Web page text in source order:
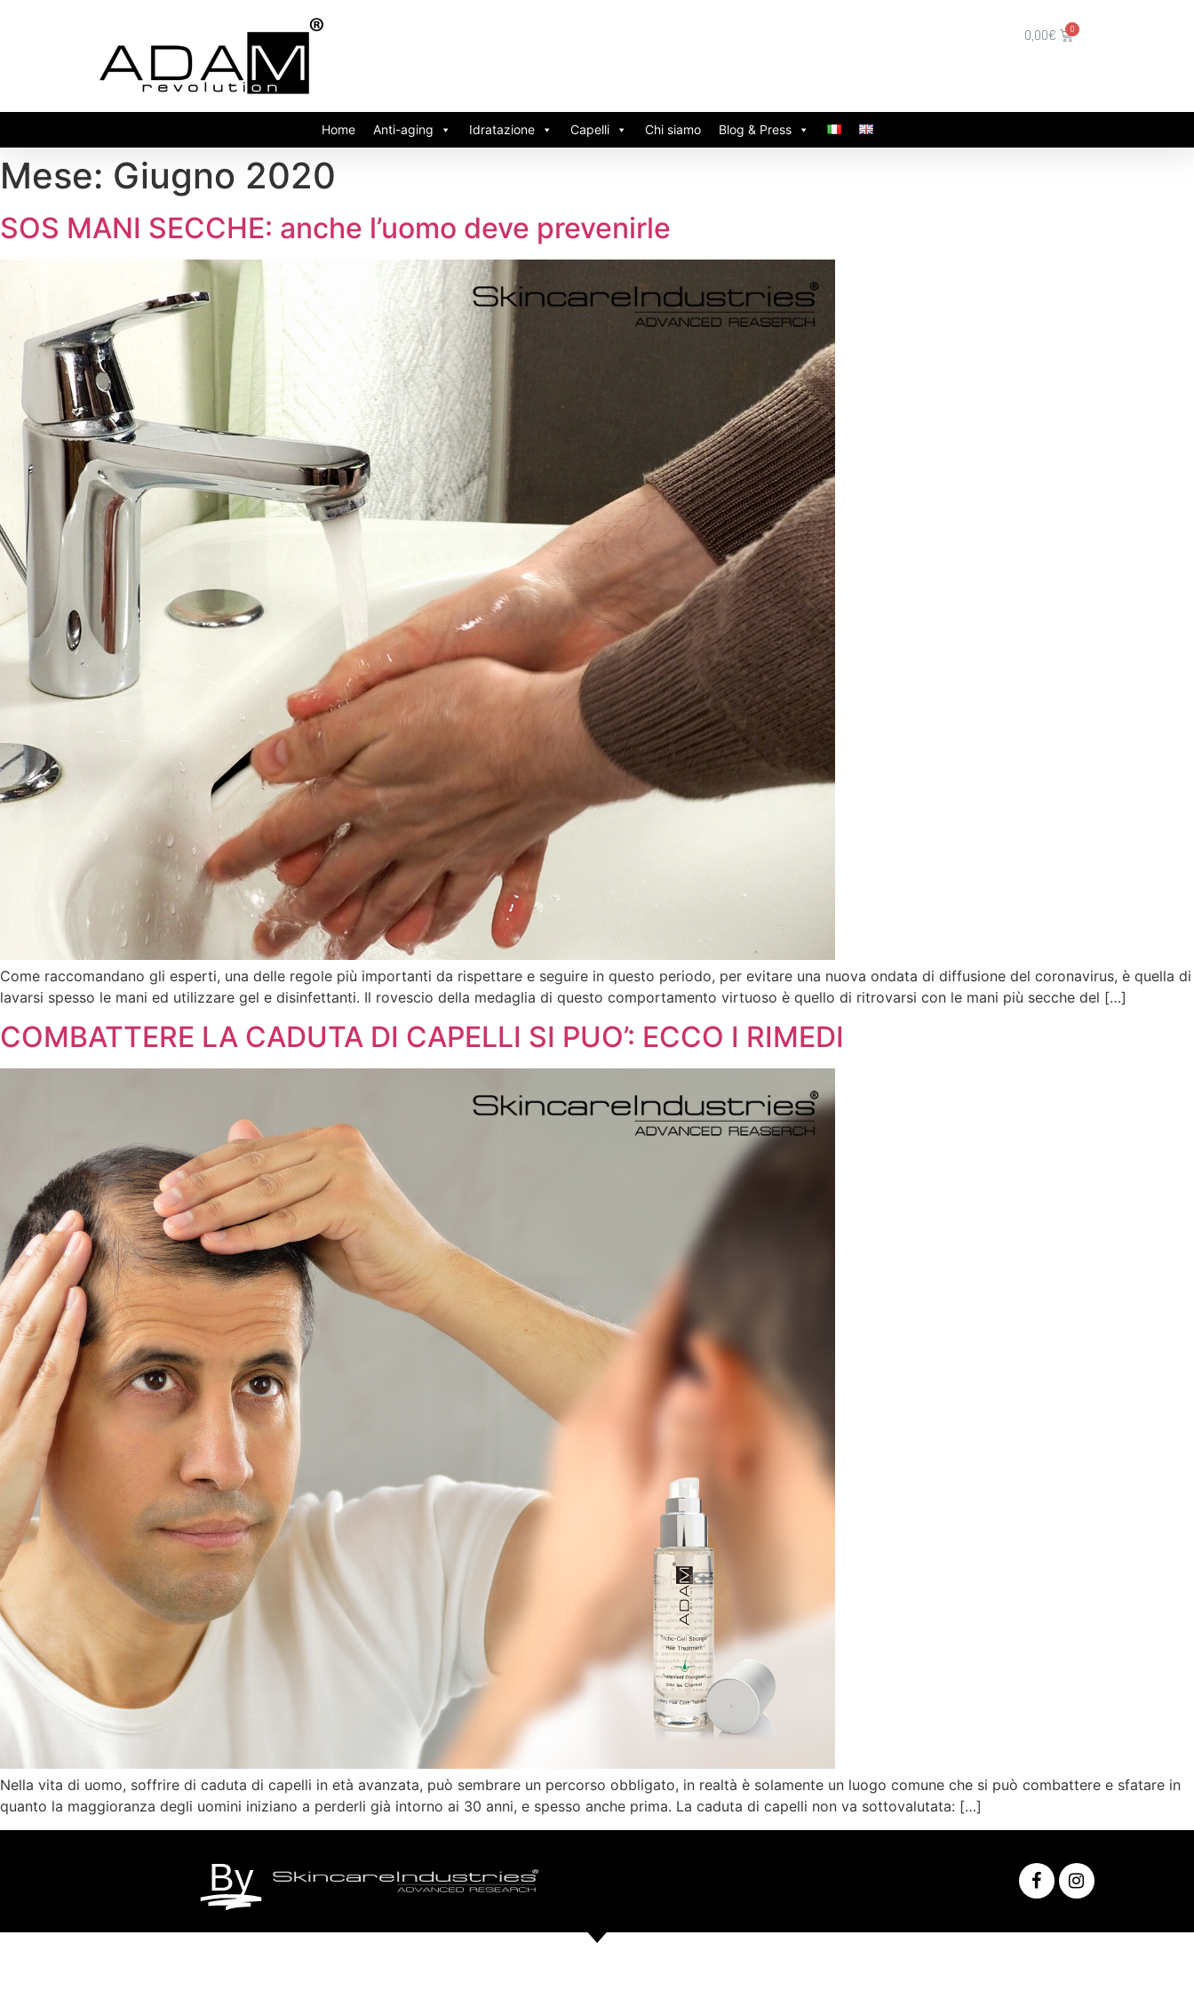
0,00€
Home Anti-aging Idratazione Capelli Chi siamo Blog & Press
Mese: Giugno 2020
SOS MANI SECCHE: anche l’uomo deve prevenirle
Come raccomandano gli esperti, una delle regole più importanti da rispettare e seguire in questo periodo, per evitare una nuova ondata di diffusione del coronavirus, è quella di
lavarsi spesso le mani ed utilizzare gel e disinfettanti. Il rovescio della medaglia di questo comportamento virtuoso è quello di ritrovarsi con le mani più secche del […]
COMBATTERE LA CADUTA DI CAPELLI SI PUO’: ECCO I RIMEDI
Nella vita di uomo, soffrire di caduta di capelli in età avanzata, può sembrare un percorso obbligato, in realtà è solamente un luogo comune che si può combattere e sfatare in
quanto la maggioranza degli uomini iniziano a perderli già intorno ai 30 anni, e spesso anche prima. La caduta di capelli non va sottovalutata: […]
By